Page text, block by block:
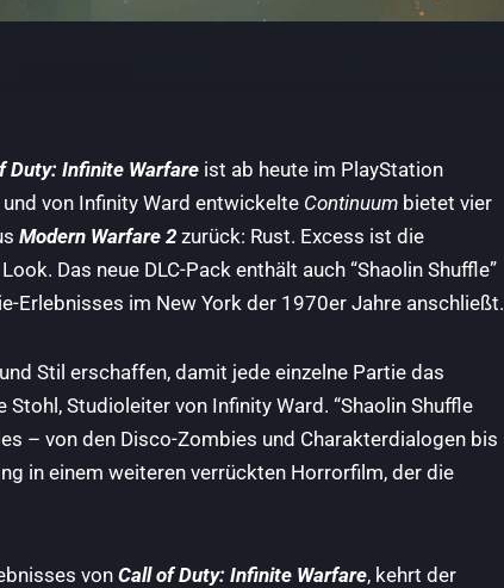
Duty: Infinite Warfare ist ab heute im PlayStation
von Infinity Ward entwickelte Continuum bietet vier
Modern Warfare 2 zurück: Rust. Excess ist die
Das neue DLC-Pack enthält auch “Shaolin Shuffle”
Erlebnisses im New York der 1970er Jahre anschließt.
Stil erschaffen, damit jede einzelne Partie das
Studioleiter von Infinity Ward. “Shaolin Shuffle
– von den Disco-Zombies und Charakterdialogen bis
in einem weiteren verrückten Horrorfilm, der die
von Call of Duty: Infinite Warfare, kehrt der